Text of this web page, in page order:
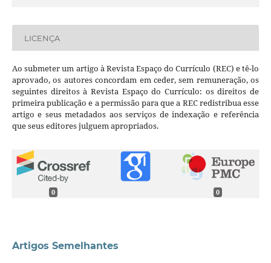
LICENÇA
Ao submeter um artigo à Revista Espaço do Currículo (REC) e tê-lo
aprovado, os autores concordam em ceder, sem remuneração, os
seguintes direitos à Revista Espaço do Currículo: os direitos de
primeira publicação e a permissão para que a REC redistribua esse
artigo e seus metadados aos serviços de indexação e referência
que seus editores julguem apropriados.
0 0
Artigos Semelhantes